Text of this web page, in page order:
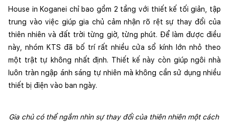
House in Koganei chỉ bao gồm 2 tầng với thiết kế tối giản, tập
trung vào việc giúp gia chủ cảm nhận rõ rệt sự thay đổi của
thiên nhiên và đất trời từng giờ, từng phút. Để làm được điều
này, nhóm KTS đã bố trí rất nhiều cửa sổ kính lớn nhỏ theo
một trật tự không nhất định. Thiết kế này còn giúp ngôi nhà
luôn tràn ngập ánh sáng tự nhiên mà không cần sử dụng nhiều
thiết bị điện vào ban ngày.
Gia chủ có thể ngắm nhìn sự thay đổi của thiên nhiên một cách